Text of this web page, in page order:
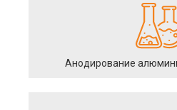
Анодирование